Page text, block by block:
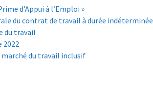
d’Appui à l’Emploi »
du contrat de travail à durée indéterminée
du travail
2022
marché du travail inclusif